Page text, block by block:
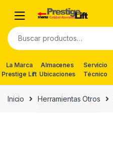
navigation
content
Buscar
por:
La Marca
Prestige Lift
Almacenes
Ubicaciones
Servicio
Técnico
Inicio Herramientas Otros